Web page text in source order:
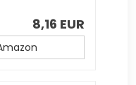
8,16 EUR